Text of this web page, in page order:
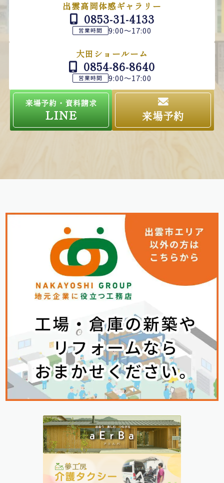
出雲高岡体感ギャラリー
0853-31-4133
営業時間 9:00～17:00
大田ショールーム
0854-86-8640
営業時間 9:00～17:00
来場予約・資料請求
LINE 来場予約